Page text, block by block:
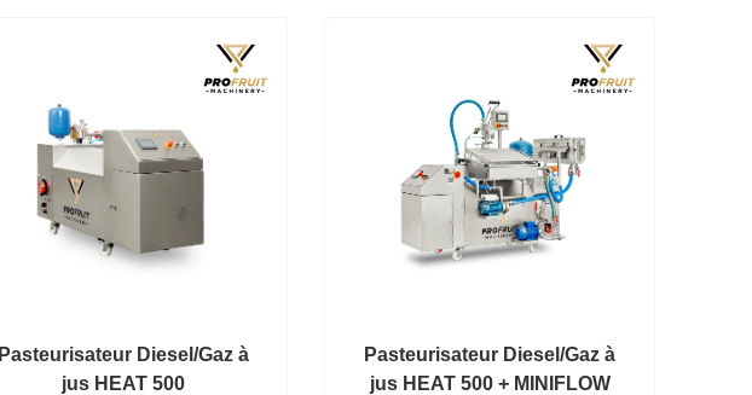
Pasteurisateur Diesel/Gaz à
jus HEAT 500
Pasteurisateur Diesel/Gaz à
jus HEAT 500 + MINIFLOW